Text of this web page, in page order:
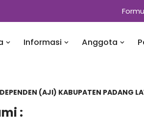
Informasi Anggota
(AJI) KABUPATEN PADANG
: